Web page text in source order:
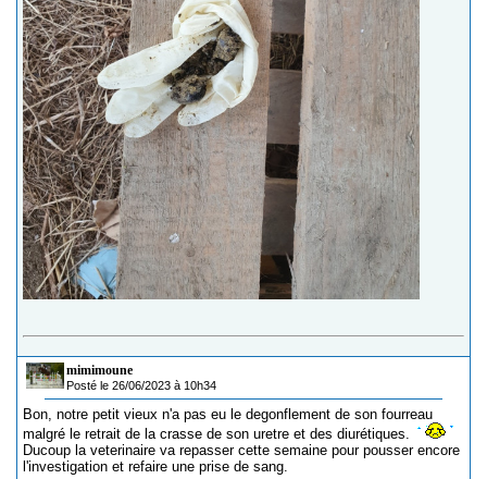
mimimoune
Posté le 26/06/2023 à 10h34
Bon, notre petit vieux n'a pas eu le degonflement de son fourreau
malgré le retrait de la crasse de son uretre et des diurétiques.
Ducoup la veterinaire va repasser cette semaine pour pousser encore
l'investigation et refaire une prise de sang.